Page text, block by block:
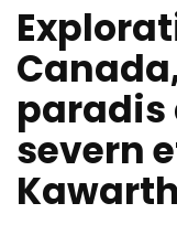
paradis
severn